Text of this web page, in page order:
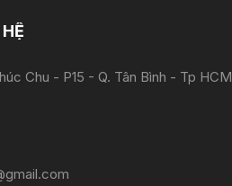
Chu - P15 - Q. Tân Bình - Tp HCM